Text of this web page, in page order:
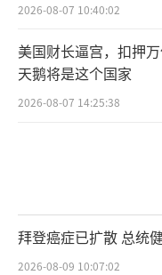
2026-08-07 10:40:02
美国财长逼宫，扣押
天鹅将是这个国家
2026-08-07 14:25:38
拜登癌症已扩散 总统
2026-08-09 10:07:02